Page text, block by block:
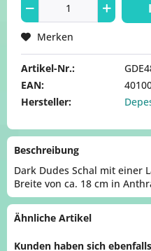
Merken
Artikel-Nr.:
EAN:
Hersteller:
Beschreibung
Dark Dudes Schal mit einer
Breite von ca. 18 cm in
Ähnliche Artikel
Kunden haben sich